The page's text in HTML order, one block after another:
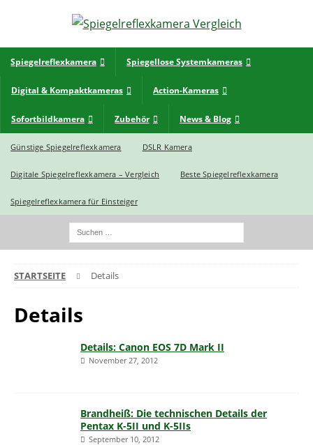
Spiegelreflexkamera Spiegellose Systemkameras
Digital & Kompaktkameras Action-Kameras
Sofortbildkamera Zubehör News & Blog
Günstige Spiegelreflexkamera DSLR Kamera
Digitale Spiegelreflexkamera – Vergleich Beste Spiegelreflexkamera
Spiegelreflexkamera für Einsteiger
STARTSEITE Details
Details
Details: Canon EOS 7D Mark II
November 27, 2012
Brandheiß: Die technischen Details der
Pentax K-5II und K-5IIs
September 10, 2012